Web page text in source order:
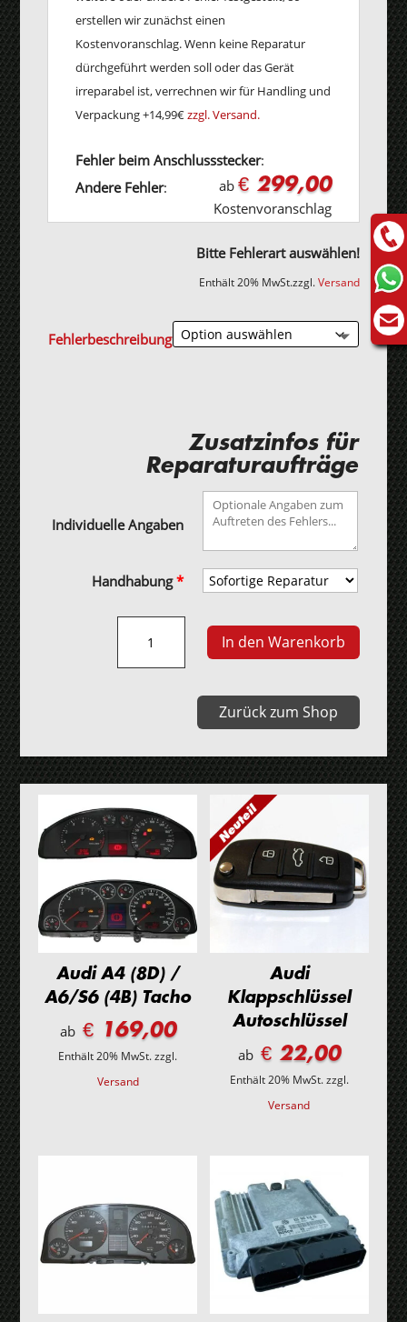
erstellen wir zunächst einen
Kostenvoranschlag. Wenn keine Reparatur
dürchgeführt werden soll oder das Gerät
irreparabel ist, verrechnen wir für Handling und
Verpackung +14,99€zzgl. Versand.
Fehler beim Anschlussstecker:
ab € 299,00
Andere Fehler:
Kostenvoranschlag
Bitte Fehlerart auswählen!
Enthält 20% MwSt.zzgl.Versand
Fehlerbeschreibung
Zusatzinfos für
Reparaturaufträge
Individuelle Angaben
Handhabung*
Tronic-
DSG
DL501
Menge
In den Warenkorb
Zurück zum Shop
Audi A4 (8D) /
A6/S6 (4B) Tacho
ab€ 169,00
Enthält 20% MwSt.zzgl.
Versand
Audi
Klappschlüssel
Autoschlüssel
ab€ 22,00
Enthält 20% MwSt.zzgl.
Versand